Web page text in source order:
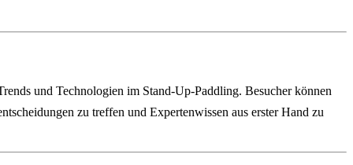
und Technologien im Stand-Up-Paddling. Besucher können
zu treffen und Expertenwissen aus erster Hand zu